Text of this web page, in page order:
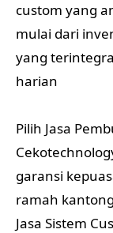
custom yang
mulai dari
yang
harian
Pilih Jasa
garansi
ramah
Jasa Sistem